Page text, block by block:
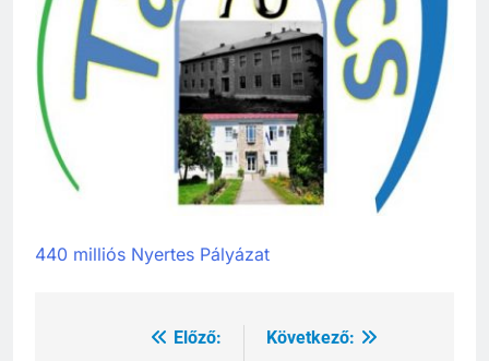
440 milliós Nyertes Pályázat
BejegyzésElőző:
Következő: